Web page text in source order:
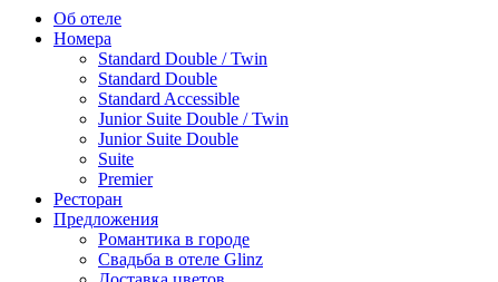
Об отеле
Номера
Standard Double / Twin
Standard Double
Standard Accessible
Junior Suite Double / Twin
Junior Suite Double
Suite
Premier
Ресторан
Предложения
Романтика в городе
Свадьба в отеле Glinz